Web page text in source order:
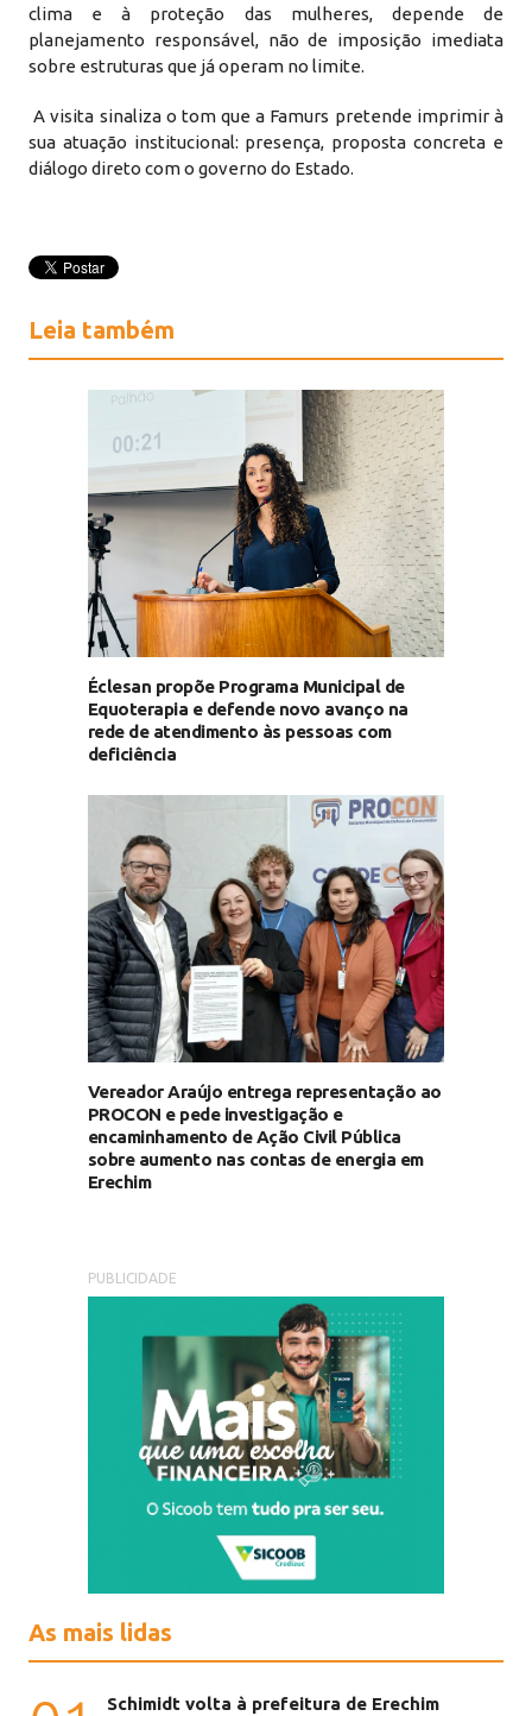
clima e à proteção das mulheres, depende de
planejamento responsável, não de imposição imediata
sobre estruturas que já operam no limite.
A visita sinaliza o tom que a Famurs pretende imprimir à
sua atuação institucional: presença, proposta concreta e
diálogo direto com o governo do Estado.
Leia também
Éclesan propõe Programa Municipal de
Equoterapia e defende novo avanço na
rede de atendimento às pessoas com
deficiência
Vereador Araújo entrega representação ao
PROCON e pede investigação e
encaminhamento de Ação Civil Pública
sobre aumento nas contas de energia em
Erechim
PUBLICIDADE
As mais lidas
Schimidt volta à prefeitura de Erechim